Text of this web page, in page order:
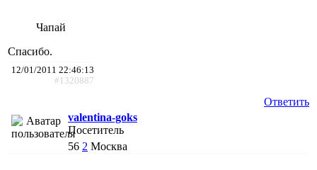
Чапай
Спасибо.
12/01/2011 22:46:13
#1320887
Ответить
valentina-goks
Посетитель
56 2 Москва